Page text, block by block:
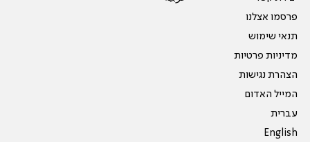
פרסמו אצלנו
תנאי שימוש
מדיניות פרטיות
הצהרת נגישות
המייל האדום
עברית
English